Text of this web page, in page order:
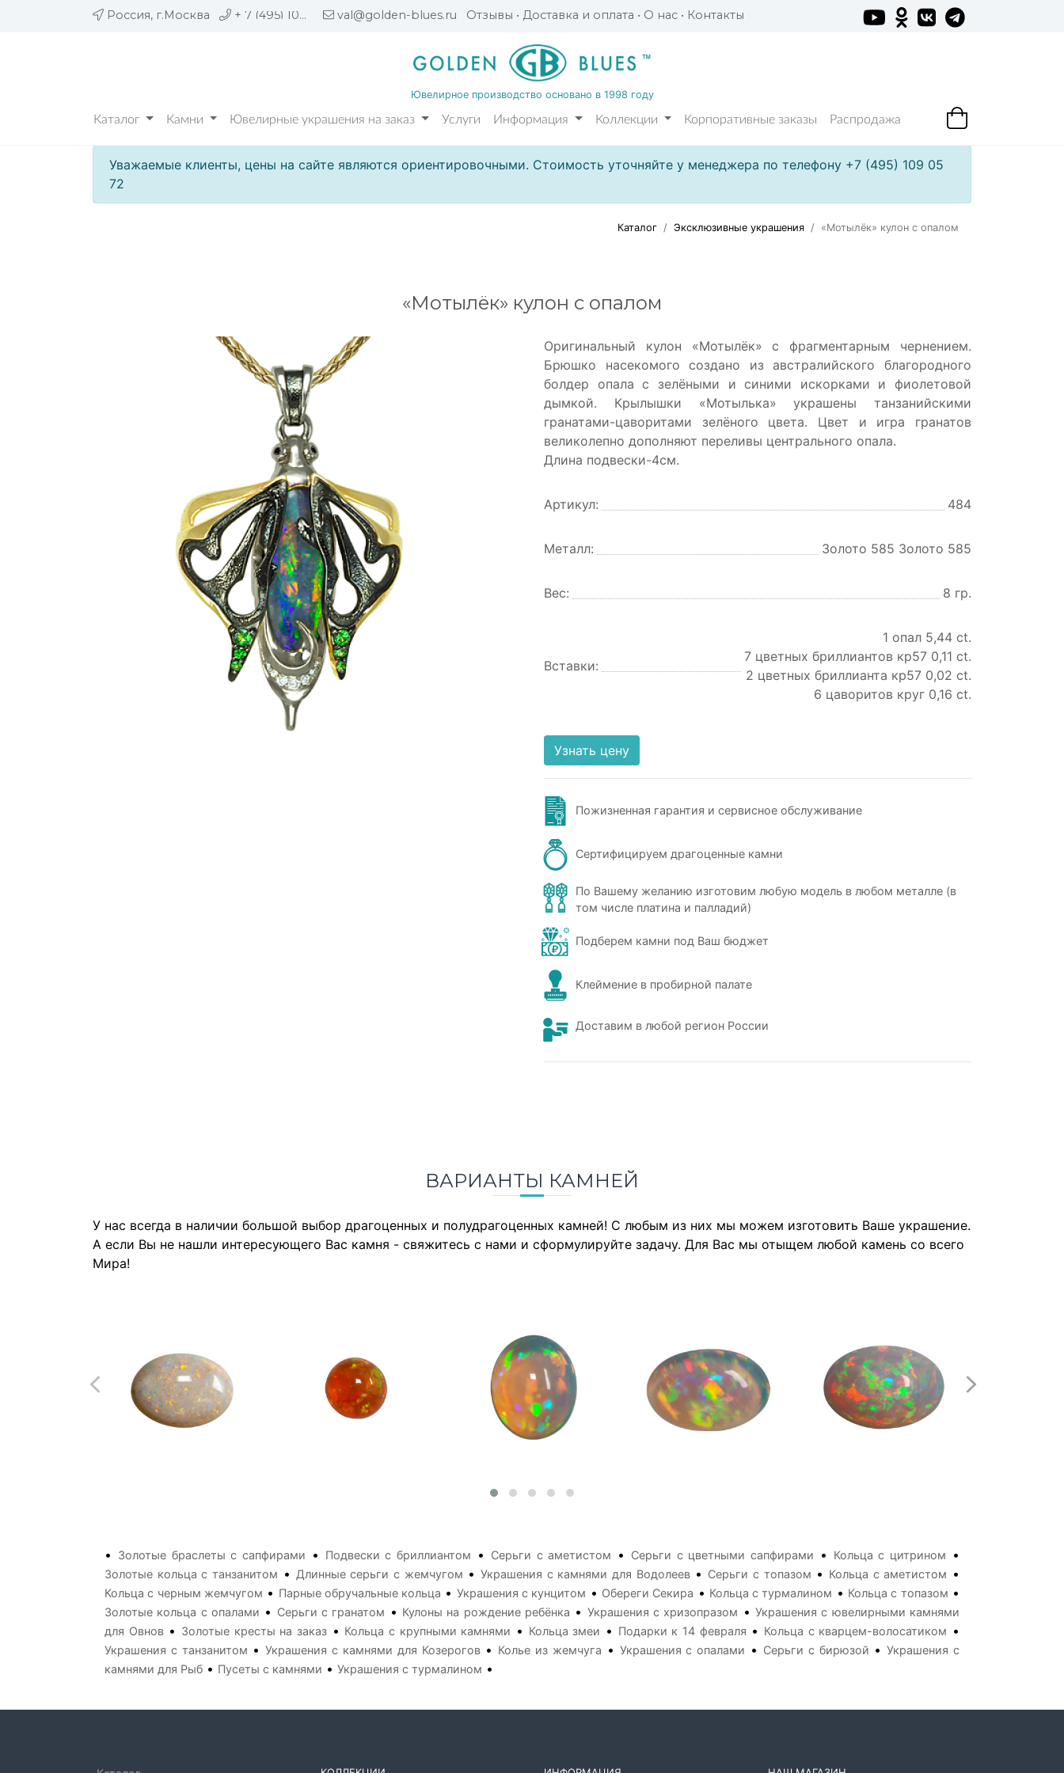
Россия, г.Москва + 7 (495) 109 05 72 val@golden-blues.ru Отзывы • Доставка и оплата • О нас • Контакты
Ювелирное производство основано в 1998 году
Каталог Камни Ювелирные украшения на заказ Услуги Информация Коллекции Корпоративные заказы Распродажа
Уважаемые клиенты, цены на сайте являются ориентировочными. Стоимость уточняйте у менеджера по телефону +7 (495) 109 05
72
Каталог Эксклюзивные украшения «Мотылёк» кулон с опалом
«Мотылёк» кулон с опалом
Оригинальный кулон «Мотылёк» с фрагментарным чернением.
Брюшко насекомого создано из австралийского благородного
болдер опала с зелёными и синими искорками и фиолетовой
дымкой. Крылышки «Мотылька» украшены танзанийскими
гранатами-цаворитами зелёного цвета. Цвет и игра гранатов
великолепно дополняют переливы центрального опала.
Длина подвески-4см.
Артикул: 484
Металл: Золото 585 Золото 585
Вес: 8 гр.
Вставки:
1 опал 5,44 ct.
7 цветных бриллиантов кр57 0,11 ct.
2 цветных бриллианта кр57 0,02 ct.
6 цаворитов круг 0,16 ct.
Узнать цену
Пожизненная гарантия и сервисное обслуживание
Сертифицируем драгоценные камни
По Вашему желанию изготовим любую модель в любом металле (в
том числе платина и палладий)
Подберем камни под Ваш бюджет
Клеймение в пробирной палате
Доставим в любой регион России
ВАРИАНТЫ КАМНЕЙ
У нас всегда в наличии большой выбор драгоценных и полудрагоценных камней! С любым из них мы можем изготовить Ваше украшение.
А если Вы не нашли интересующего Вас камня - свяжитесь с нами и сформулируйте задачу. Для Вас мы отыщем любой камень со всего
Мира!
• Золотые браслеты с сапфирами • Подвески с бриллиантом • Серьги с аметистом • Серьги с цветными сапфирами • Кольца с цитрином •
Золотые кольца с танзанитом • Длинные серьги с жемчугом • Украшения с камнями для Водолеев• Серьги с топазом • Кольца с аметистом •
Кольца с черным жемчугом • Парные обручальные кольца • Украшения с кунцитом • Обереги Секира • Кольца с турмалином • Кольца с топазом •
Золотые кольца с опалами • Серьги с гранатом • Кулоны на рождение ребёнка • Украшения с хризопразом •Украшения с ювелирными камнями
для Овнов• Золотые кресты на заказ • Кольца с крупными камнями • Кольца змеи • Подарки к 14 февраля • Кольца с кварцем-волосатиком •
Украшения с танзанитом •Украшения с камнями для Козерогов• Колье из жемчуга • Украшения с опалами • Серьги с бирюзой •Украшения с
камнями для Рыб • Пусеты с камнями • Украшения с турмалином •